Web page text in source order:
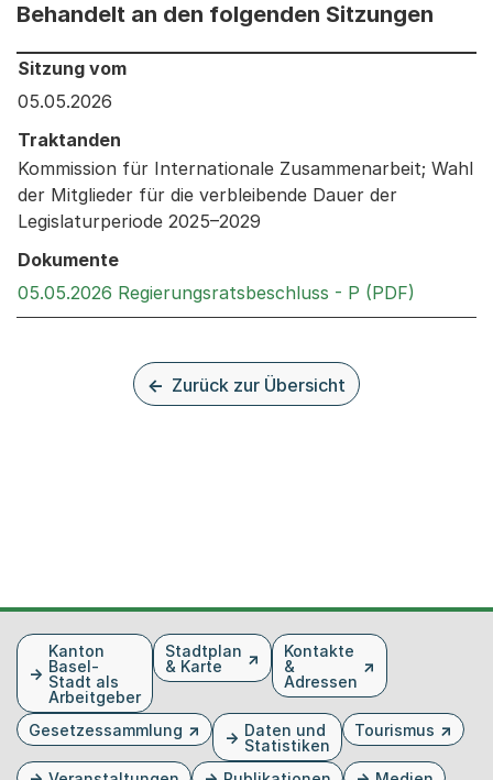
Behandelt an den folgenden Sitzungen
Behandelt an den folgenden Sitzungen: Informationen
Sitzung vom
05.05.2026
Traktanden
Kommission für Internationale Zusammenarbeit; Wahl
der Mitglieder für die verbleibende Dauer der
Legislaturperiode 2025–2029
Dokumente
05.05.2026 Regierungsratsbeschluss - P (PDF)
Zurück zur Übersicht
FusszeileKanton
Basel-
Stadt als
Arbeitgeber
Stadtplan
& Karte
Kontakte
&
Adressen
Gesetzessammlung
Daten und
Statistiken
Tourismus